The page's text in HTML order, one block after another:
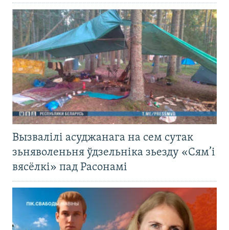
Вызвалілі асуджанага на сем сутак
зьняволеньня ўдзельніка зьезду «Сям’і
вясёлкі» пад Расонамі